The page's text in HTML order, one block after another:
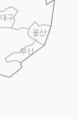
대구
울산
부산